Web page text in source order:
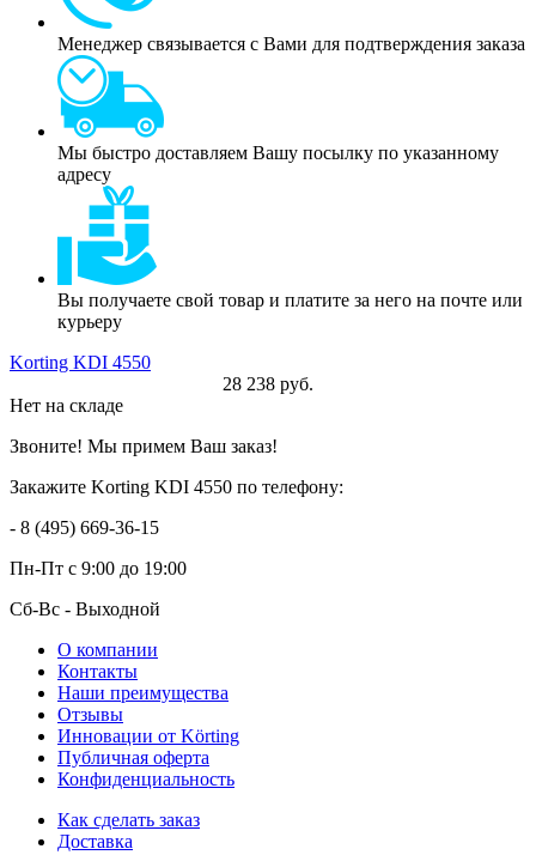
Менеджер связывается с Вами для подтверждения заказа
Мы быстро доставляем Вашу посылку по указанному
адресу
Вы получаете свой товар и платите за него на почте или
курьеру
Korting KDI 4550
28 238 руб.
Нет на складе
Звоните! Мы примем Ваш заказ!
Закажите Korting KDI 4550 по телефону:
- 8 (495) 669-36-15
Пн-Пт с 9:00 до 19:00
Сб-Вс - Выходной
О компании
Контакты
Наши преимущества
Отзывы
Инновации от Körting
Публичная оферта
Конфиденциальность
Как сделать заказ
Доставка